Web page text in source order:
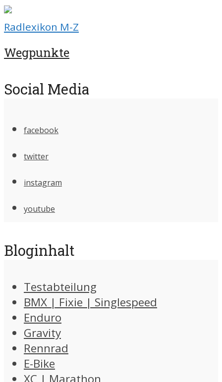
Radlexikon M-Z
Wegpunkte
Social Media
facebook
twitter
instagram
youtube
Bloginhalt
Testabteilung
BMX | Fixie | Singlespeed
Enduro
Gravity
Rennrad
E-Bike
XC | Marathon